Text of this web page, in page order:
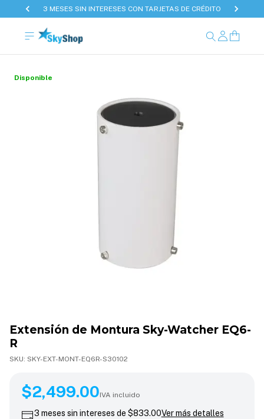
3 MESES SIN INTERESES CON TARJETAS DE CRÉDITO
Disponible
Extensión de Montura Sky-Watcher EQ6-
R
SKU: SKY-EXT-MONT-EQ6R-S30102
$2,499.00
$2,499.00IVA incluido
3 meses sin intereses de $833.00Ver más detalles